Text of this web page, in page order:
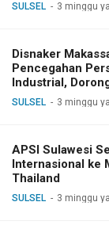
SULSEL 3 minggu
Disnaker
Pencegahan
Industrial,
Dialog
SULSEL 3 minggu
APSI Sulawesi
Internasional ke
Thailand
SULSEL 3 minggu